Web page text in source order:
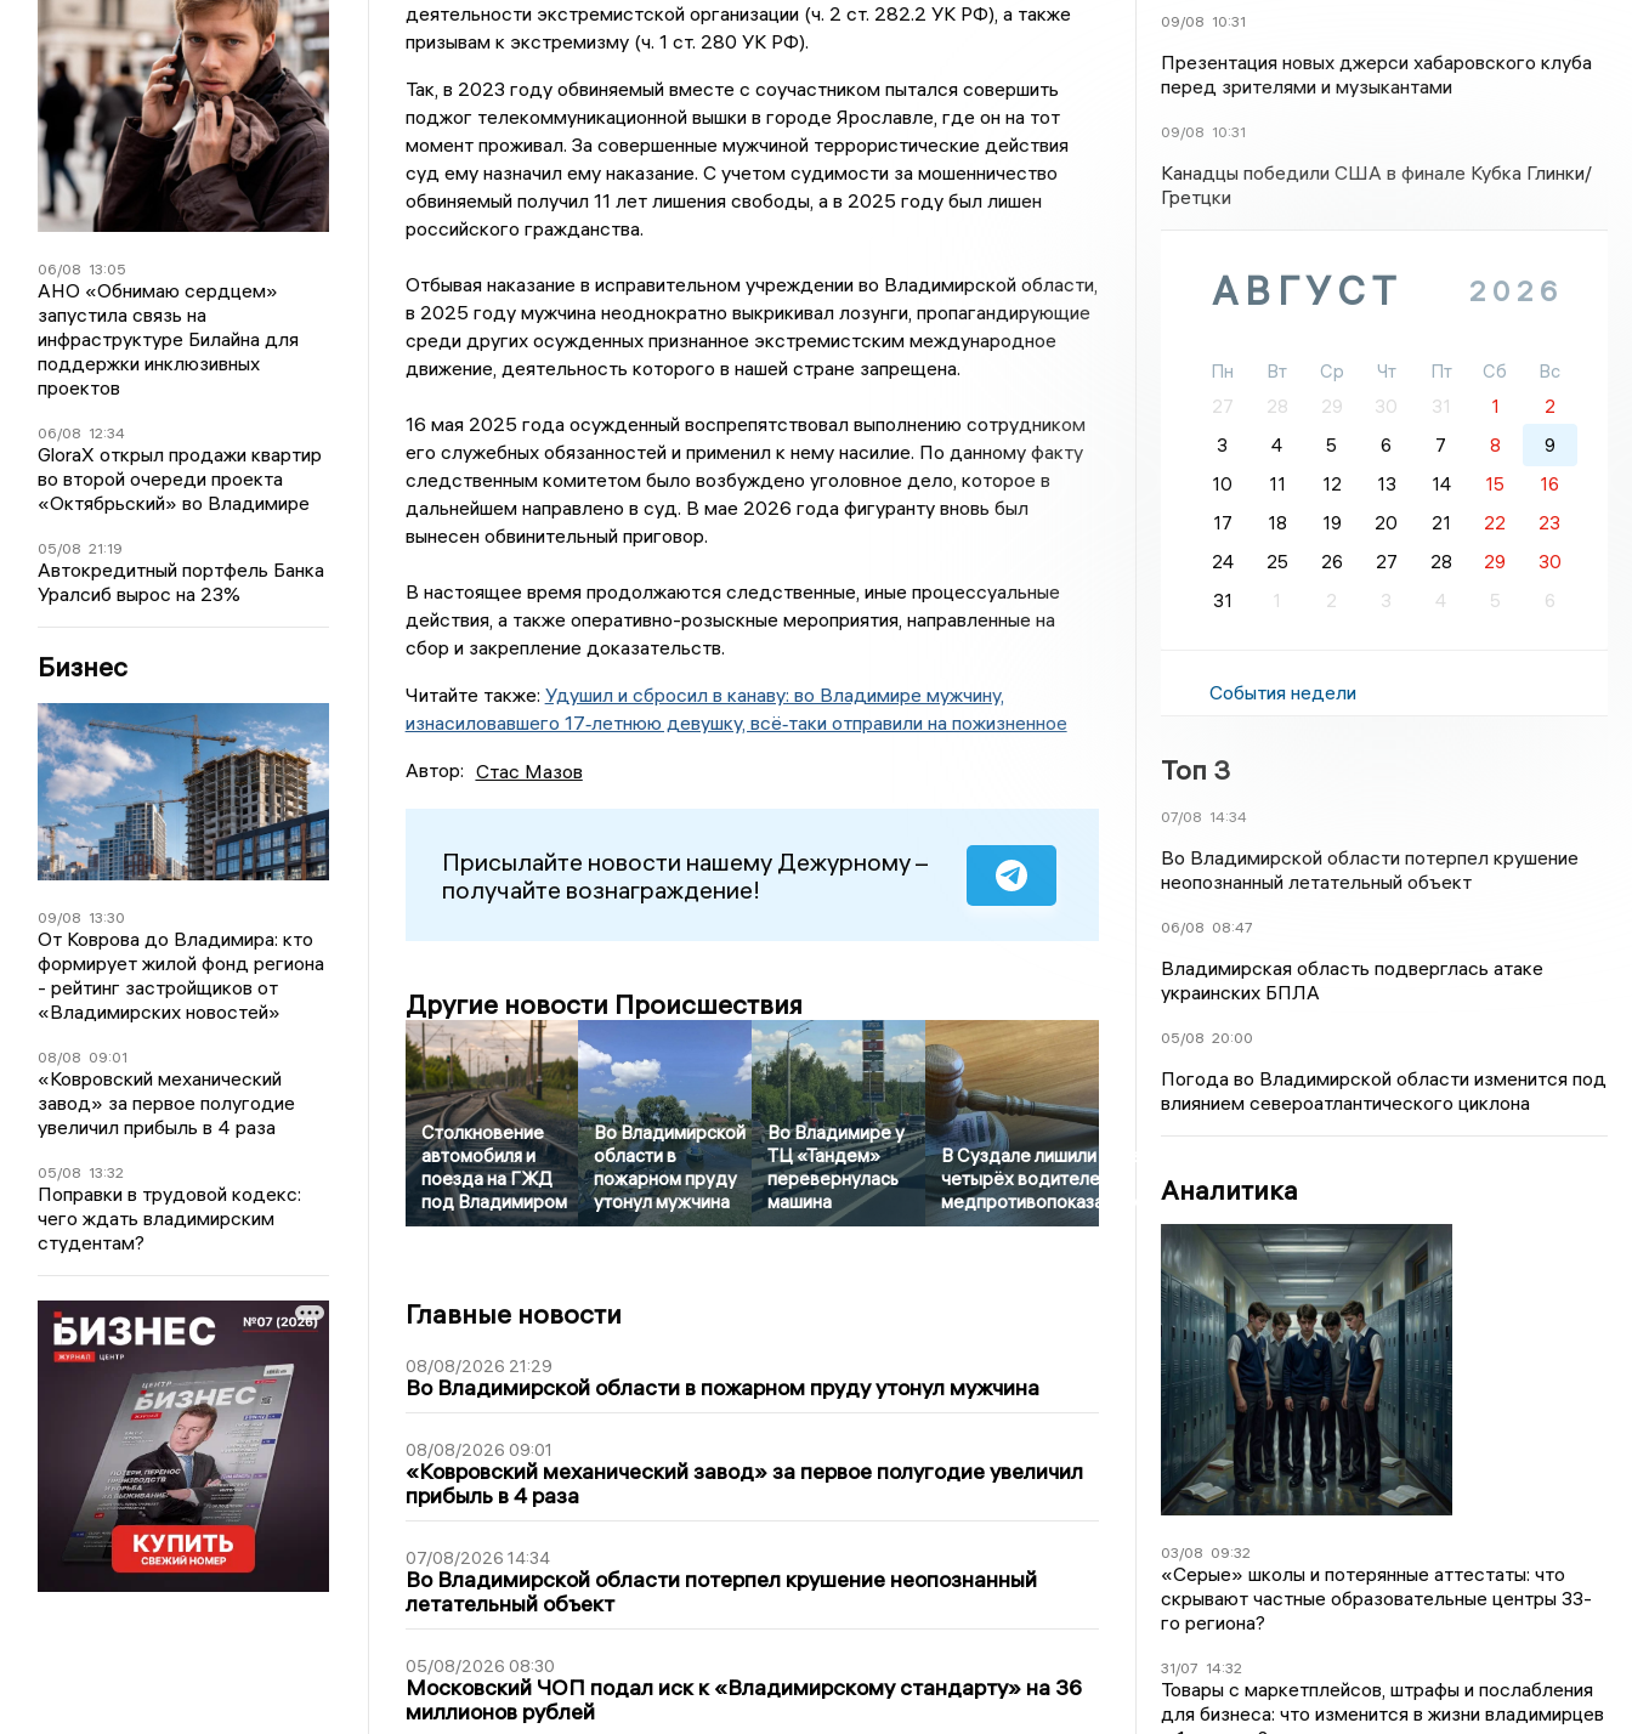
06/08 13:05
АНО «Обнимаю сердцем»
запустила связь на
инфраструктуре Билайна для
поддержки инклюзивных
проектов
06/08 12:34
GloraX открыл продажи квартир
во второй очереди проекта
«Октябрьский» во Владимире
05/08 21:19
Автокредитный портфель Банка
Уралсиб вырос на 23%
Бизнес
09/08 13:30
От Коврова до Владимира: кто
формирует жилой фонд региона
- рейтинг застройщиков от
«Владимирских новостей»
08/08 09:01
«Ковровский механический
завод» за первое полугодие
увеличил прибыль в 4 раза
05/08 13:32
Поправки в трудовой кодекс:
чего ждать владимирским
студентам?
деятельности экстремистской организации (ч. 2 ст. 282.2 УК РФ), а также
призывам к экстремизму (ч. 1 ст. 280 УК РФ).
Так, в 2023 году обвиняемый вместе с соучастником пытался совершить
поджог телекоммуникационной вышки в городе Ярославле, где он на тот
момент проживал. За совершенные мужчиной террористические действия
суд ему назначил ему наказание. С учетом судимости за мошенничество
обвиняемый получил 11 лет лишения свободы, а в 2025 году был лишен
российского гражданства.
Отбывая наказание в исправительном учреждении во Владимирской области,
в 2025 году мужчина неоднократно выкрикивал лозунги, пропагандирующие
среди других осужденных признанное экстремистским международное
движение, деятельность которого в нашей стране запрещена.
16 мая 2025 года осужденный воспрепятствовал выполнению сотрудником
его служебных обязанностей и применил к нему насилие. По данному факту
следственным комитетом было возбуждено уголовное дело, которое в
дальнейшем направлено в суд. В мае 2026 года фигуранту вновь был
вынесен обвинительный приговор.
В настоящее время продолжаются следственные, иные процессуальные
действия, а также оперативно-розыскные мероприятия, направленные на
сбор и закрепление доказательств.
Читайте также: Удушил и сбросил в канаву: во Владимире мужчину,
изнасиловавшего 17‑летнюю девушку, всё‑таки отправили на пожизненное
Автор: Стас Мазов
Присылайте новости нашему Дежурному –
получайте вознаграждение!
Другие новости Происшествия
Столкновение
автомобиля и
поезда на ГЖД
под Владимиром
Во Владимирской
области в
пожарном пруду
утонул мужчина
Во Владимире у
ТЦ «Тандем»
перевернулась
машина
В Суздале лишили прав
четырёх водителей с
медпротивопоказаниями
Главные новости
08/08/2026 21:29
Во Владимирской области в пожарном пруду утонул мужчина
08/08/2026 09:01
«Ковровский механический завод» за первое полугодие увеличил
прибыль в 4 раза
07/08/2026 14:34
Во Владимирской области потерпел крушение неопознанный
летательный объект
05/08/2026 08:30
Московский ЧОП подал иск к «Владимирскому стандарту» на 36
миллионов рублей
09/08 10:31
Презентация новых джерси хабаровского клуба
перед зрителями и музыкантами
09/08 10:31
Канадцы победили США в финале Кубка Глинки/
Гретцки
АВГУСТ 2026
Пн Вт Ср Чт Пт Сб
Вс
27
28 29 30 31 1
2
3
4 5 6 7 8
9
10
11 12 13 14 15
16
17
18 19 20 21 22
23
24
25 26 27 28 29
30
31
1 2 3 4 5 6
События недели
Топ 3
07/08 14:34
Во Владимирской области потерпел крушение
неопознанный летательный объект
06/08 08:47
Владимирская область подверглась атаке
украинских БПЛА
05/08 20:00
Погода во Владимирской области изменится под
влиянием североатлантического циклона
Аналитика
03/08 09:32
«Серые» школы и потерянные аттестаты: что
скрывают частные образовательные центры 33-
го региона?
31/07 14:32
Товары с маркетплейсов, штрафы и послабления
для бизнеса: что изменится в жизни владимирцев